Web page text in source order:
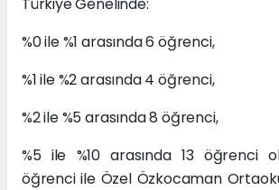
%0 ile %1 arasında 6 öğrenci,
%1 ile %2 arasında 4 öğrenci,
%2 ile %5 arasında 8 öğrenci,
%5 ile %10 arasında 13 öğrenci
öğrenci ile Özel Özkocaman